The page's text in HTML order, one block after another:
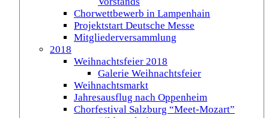
Chorwettbewerb in Lampenhain
Projektstart Deutsche Messe
Mitgliederversammlung
2018
Weihnachtsfeier 2018
Galerie Weihnachtsfeier
Weihnachtsmarkt
Jahresausflug nach Oppenheim
Chorfestival Salzburg “Meet-Mozart”